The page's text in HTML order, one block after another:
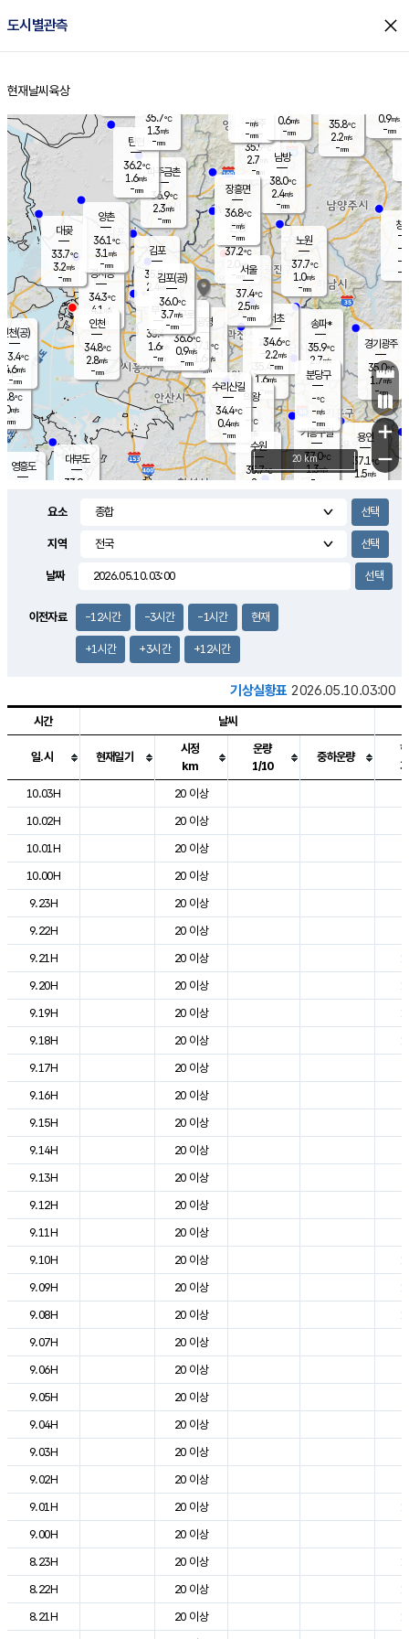
도시별관측 close
홈
현재날씨 육상
의도
℃
m/s
mm
영흥도
양주
35.9℃
2.7
-mm
과천
35.4℃
1.6m/s
- mm
용인
37.1℃
1.5m/s
경기광주
35.0℃
1.7m/s
-mm
2.1m/s
대부도
33.9
경서동
34.3℃
4.1 m/s
-mm
파주금촌
36.9℃
2.3m/s
-mm
35.8℃
2.2m/s
-mm
대곶
33.7℃
3.2m/s
-mm
창
-
-m/
-
탄현
36.2℃
1.6m/s
-mm
0.9m/s
-mm
의왕
- ℃
m/s
mm
김포
35.8℃
2.4 m/s
mm
광명
37.1
℃
1.6 m/s
-mm
부천
35.4℃
1.6m/s
-mm
양촌
36.1℃
3.1 m/s
-mm
구로
36.6℃
0.9m/s
-mm
은평
37.2℃
2.0 m/s
- mm
노원
37.7℃
1.0m/s
-mm
송파*
35.9℃
2.7m/s
-mm
서초
34.6℃
2.2m/s
-mm
남방
38.0℃
2.4m/s
-mm
기흥구갈
37.0℃
1.3m/s
-
수리산길
34.4℃
0.4m/s
-mm
분당구
-℃
-m/s
-mm
장흥면
36.8℃
-m/s
-mm
-m/s
-mm
인천(공)
33.4℃
4.6m/s
-mm
김포(공)
36.0℃
3.7m/s
-mm
수원
35.7℃
2 m/s
인천
34.8℃
2.8m/s
-mm
서울
37.4℃
2.5m/s
-mm
35.7℃
1.3m/s
-mm
0.6m/s
-mm
+
−
20 km
요소
지역
날짜
이전자료 -12시간 -3시간 -1시간 현재
+1시간 +3시간 +12시간
기상실황표 2026.05.10.03:00
도시별 기상실황표로 지점, 날씨, 기온, 강수, 바람, 기압등을 안내한 표입
시간 날씨
일.시 현재일기
시정
km
운량
1/10
중하운량
10.03H
20 이상
10.02H
20 이상
10.01H
20 이상
10.00H
20 이상
9.23H
20 이상
9.22H
20 이상
9.21H
20 이상
9.20H
20 이상
9.19H
20 이상
9.18H
20 이상
9.17H
20 이상
9.16H
20 이상
9.15H
20 이상
9.14H
20 이상
9.13H
20 이상
9.12H
20 이상
9.11H
20 이상
9.10H
20 이상
9.09H
20 이상
9.08H
20 이상
9.07H
20 이상
9.06H
20 이상
9.05H
20 이상
9.04H
20 이상
9.03H
20 이상
9.02H
20 이상
9.01H
20 이상
9.00H
20 이상
8.23H
20 이상
8.22H
20 이상
8.21H
20 이상